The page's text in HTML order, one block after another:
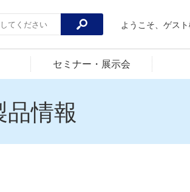
ようこそ、ゲスト
セミナー・展示会
品情報